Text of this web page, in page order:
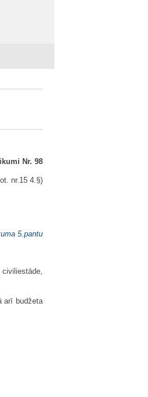
Nr. 98
nr.15 4.§)
5.pantu
arī budžeta